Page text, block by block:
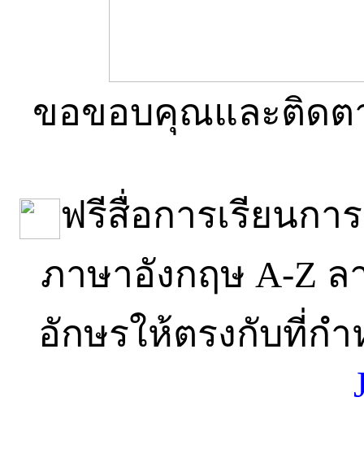
ขอขอบคุณและติดต
ฟรีสื่อการเรียนกา
ภาษาอังกฤษ A-Z ล
อักษรให้ตรงกับที่ก